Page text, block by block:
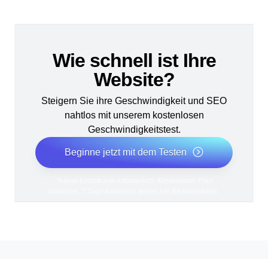
Wie schnell ist Ihre
Website?
Steigern Sie ihre Geschwindigkeit und SEO
nahtlos mit unserem kostenlosen
Geschwindigkeitstest.
Beginne jetzt mit dem Testen